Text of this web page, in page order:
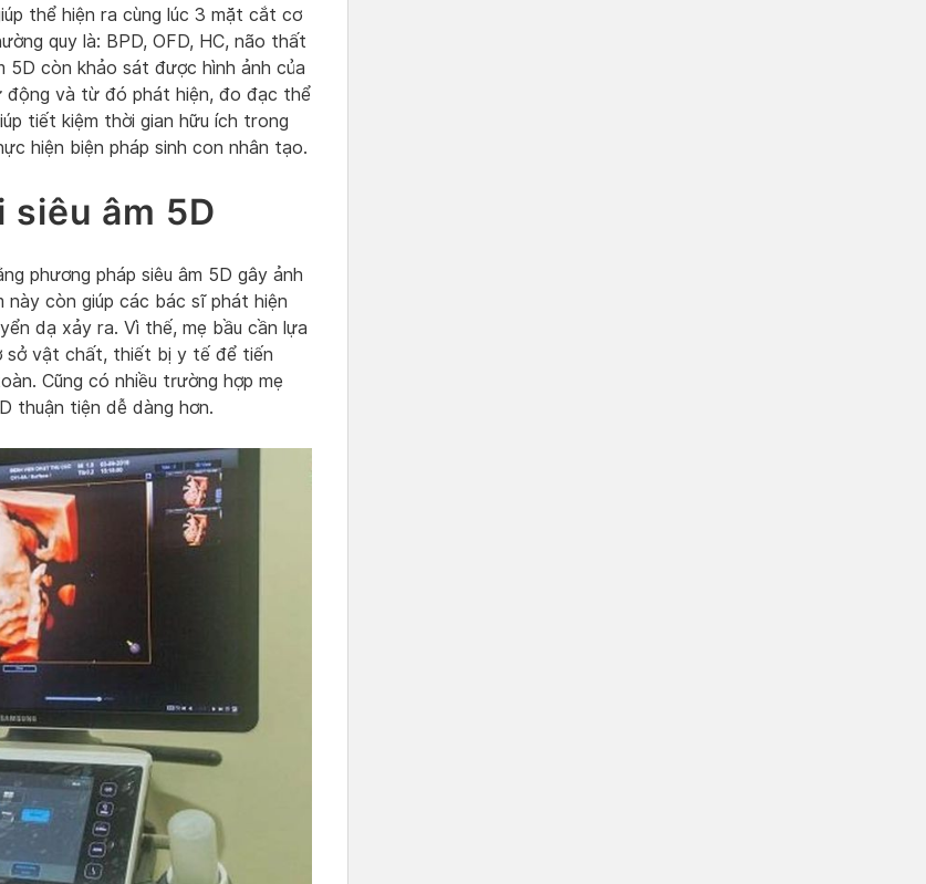
thể hiện ra cùng lúc 3 mặt cắt cơ
quy là: BPD, OFD, HC, não thất
5D còn khảo sát được hình ảnh của
và từ đó phát hiện, đo đạc thể
tiết kiệm thời gian hữu ích trong
hiện biện pháp sinh con nhân tạo.
âm 5D
phương pháp siêu âm 5D gây ảnh
này còn giúp các bác sĩ phát hiện
dạ xảy ra. Vì thế, mẹ bầu cần lựa
sở vật chất, thiết bị y tế để tiến
Cũng có nhiều trường hợp mẹ
thuận tiện dễ dàng hơn.